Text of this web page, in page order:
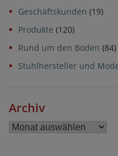
Geschäftskunden (19)
Produkte (120)
Rund um den Boden (84)
Stuhlhersteller und
Archiv
Archiv